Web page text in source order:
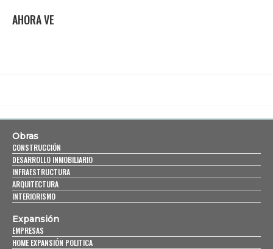
AHORA VE
Obras
CONSTRUCCIÓN
DESARROLLO INMOBILIARIO
INFRAESTRUCTURA
ARQUITECTURA
INTERIORISMO
Expansión
EMPRESAS
HOME EXPANSIÓN POLITICA